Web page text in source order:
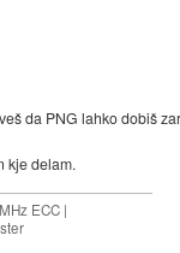
da PNG lahko dobiš
kje delam.
ECC |